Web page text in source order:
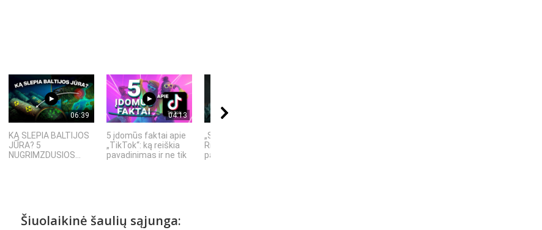
06:39
KĄ SLEPIA BALTIJOS
JŪRA? 5
NUGRIMZDUSIOS...
04:13
5 įdomūs faktai apie
„TikTok“: ką reiškia
pavadinimas ir ne tik
„Septynių Karalysčių
Riteris" – kai
paprastumas nugali
Šiuolaikinė šaulių sąjunga: